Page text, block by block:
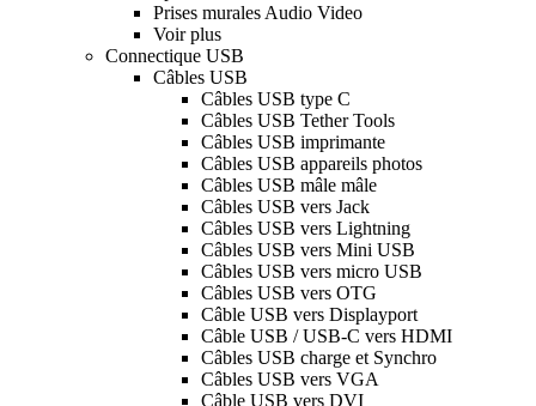
Prises murales Audio Video
Voir plus
Connectique USB
Câbles USB
Câbles USB type C
Câbles USB Tether Tools
Câbles USB imprimante
Câbles USB appareils photos
Câbles USB mâle mâle
Câbles USB vers Jack
Câbles USB vers Lightning
Câbles USB vers Mini USB
Câbles USB vers micro USB
Câbles USB vers OTG
Câble USB vers Displayport
Câble USB / USB-C vers HDMI
Câbles USB charge et Synchro
Câbles USB vers VGA
Câble USB vers DVI